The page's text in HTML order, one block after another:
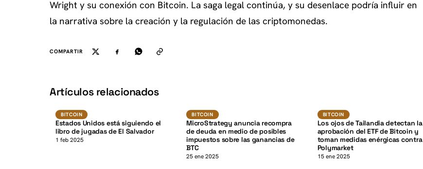
Wright y su conexión con Bitcoin. La saga legal continúa, y su desenlace podría influir en
la narrativa sobre la creación y la regulación de las criptomonedas.
COMPARTIR
Artículos relacionados
K
BITCOIN
Estados Unidos está siguiendo el
libro de jugadas de El Salvador
1 feb 2025
BITCOIN K
BITCOIN
MicroStrategy anuncia recompra
de deuda en medio de posibles
impuestos sobre las ganancias de
BTC
25 ene 2025
BITCOIN K
BITCOIN
Los ojos de Tailandia detectan la
aprobación del ETF de Bitcoin y
toman medidas enérgicas contra
Polymarket
15 ene 2025